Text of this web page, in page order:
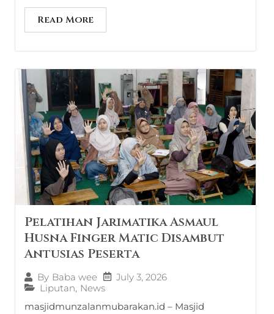
Read More
Pelatihan Jarimatika Asmaul
Husna Finger Matic Disambut
Antusias Peserta
By Baba wee
July 3, 2026
Liputan News
masjidmunzalanmubarakan.id – Masjid